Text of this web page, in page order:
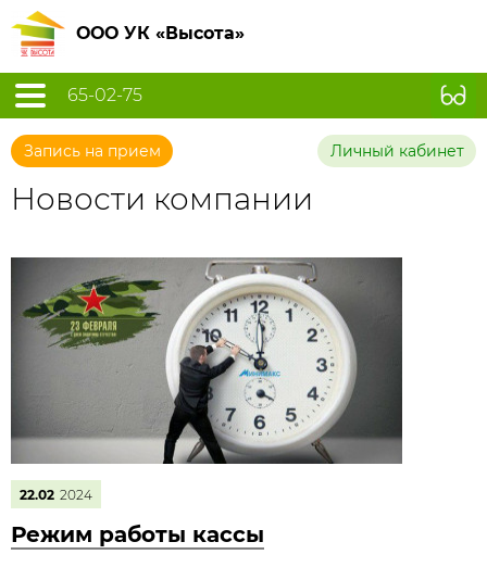
ООО УК «Высота»
65-02-75
Запись на прием Личный кабинет
Новости компании
22.02 2024
Режим работы кассы